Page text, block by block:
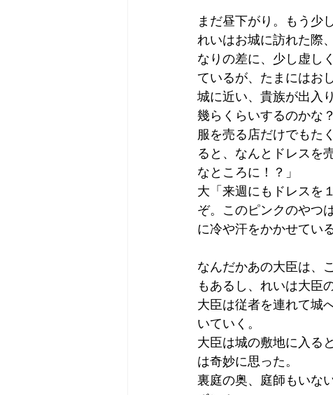
まだ昼下がり。もう少
れいはお城に訪れた際
なりの差に、少し虚し
ているが、たまにはお
城に近い、貴族が出入
幾らくらいするのかな
服を売る店だけでもた
ると、なんとドレスを
なところに！？」
大「来週にもドレスを
ぞ。このピンクのやつ
に冷や汗をかかせている
なんだかあの大臣は、
もあるし、れいは大臣
大臣は従者を連れて城
いていく。
大臣は城の敷地に入る
は奇妙に思った。
裏庭の奥、庭師もいな